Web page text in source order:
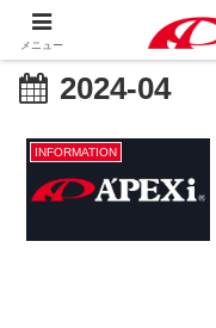
2024-04
INFORMATION
メニュー